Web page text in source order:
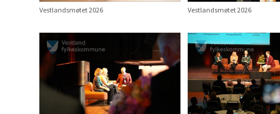
Vestlandsmøtet 2026 Vestlandsmøtet 2026